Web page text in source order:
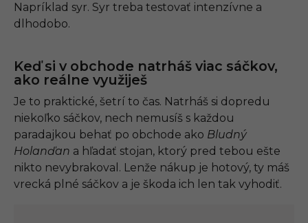
Napríklad syr. Syr treba testovať intenzívne a
dlhodobo.
Keď si v obchode natrháš viac sáčkov,
ako reálne využiješ
Je to praktické, šetrí to čas. Natrháš si dopredu
niekoľko sáčkov, nech nemusíš s každou
paradajkou behať po obchode ako Bludný
Holanďan a hľadať stojan, ktorý pred tebou ešte
nikto nevybrakoval. Lenže nákup je hotový, ty máš
vrecká plné sáčkov a je škoda ich len tak vyhodiť.